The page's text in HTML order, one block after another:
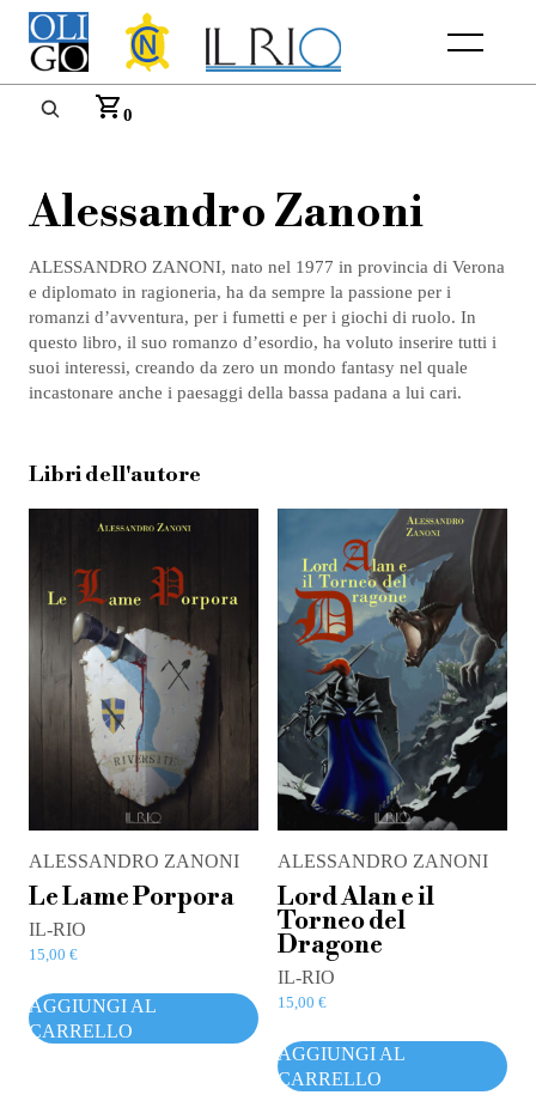
Menu
0
Alessandro Zanoni
ALESSANDRO ZANONI, nato nel 1977 in provincia di Verona
e diplomato in ragioneria, ha da sempre la passione per i
romanzi d’avventura, per i fumetti e per i giochi di ruolo. In
questo libro, il suo romanzo d’esordio, ha voluto inserire tutti i
suoi interessi, creando da zero un mondo fantasy nel quale
incastonare anche i paesaggi della bassa padana a lui cari.
Libri dell'autore
ALESSANDRO ZANONI
Le Lame Porpora
IL-RIO
15,00 €
AGGIUNGI AL
CARRELLO
ALESSANDRO ZANONI
Lord Alan e il
Torneo del
Dragone
IL-RIO
15,00 €
AGGIUNGI AL
CARRELLO